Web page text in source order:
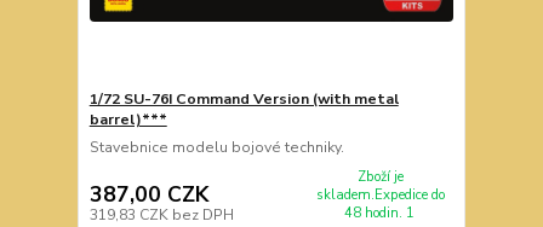
1/72 SU-76I Command Version (with metal
barrel)***
Stavebnice modelu bojové techniky.
387,00 CZK
319,83 CZK bez DPH
Zboží je
skladem.Expedice do
48 hodin. 1